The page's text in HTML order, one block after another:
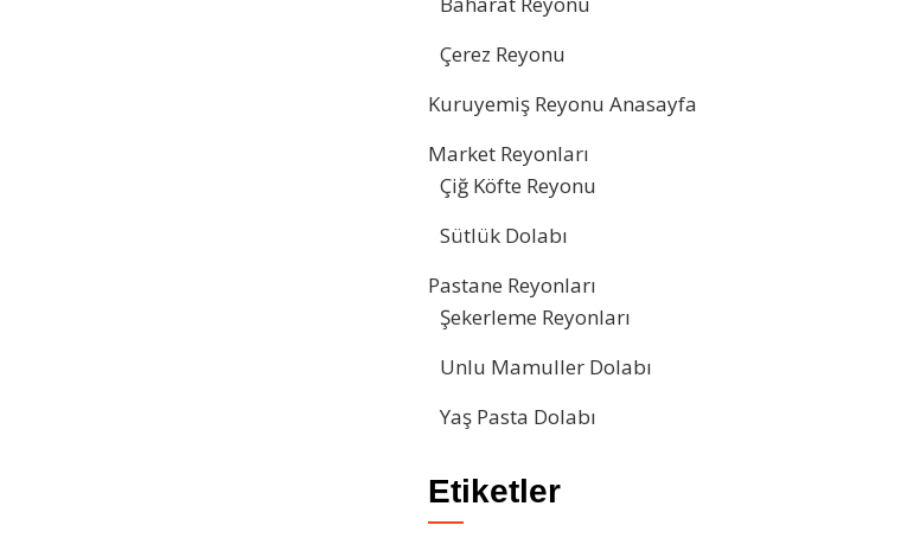
Çerez Reyonu
Kuruyemiş Reyonu Anasayfa
Market Reyonları
Çiğ Köfte Reyonu
Sütlük Dolabı
Pastane Reyonları
Şekerleme Reyonları
Unlu Mamuller Dolabı
Yaş Pasta Dolabı
Etiketler